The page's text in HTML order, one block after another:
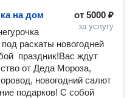
от 5000 ₽
за услугу
на дом
раскаты новогодней
праздник!Вас ждут
от Деда Мороза,
новогодний салют
подарков! С собой